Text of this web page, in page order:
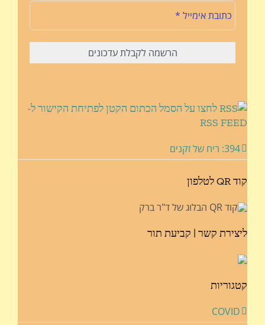
לחצו על הסמל הכתום הקטן לפתיחת הקישור ל-
RSS FEED
394: ריח של זקנים
קוד QR לטלפון
ליצירת קשר | קביעת תור
קטגוריות
COVID